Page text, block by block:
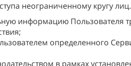
неограниченному кругу лиц.
информацию Пользователя
определенного
в рамках